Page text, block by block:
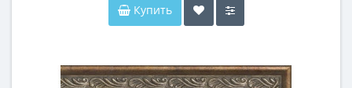
Купить